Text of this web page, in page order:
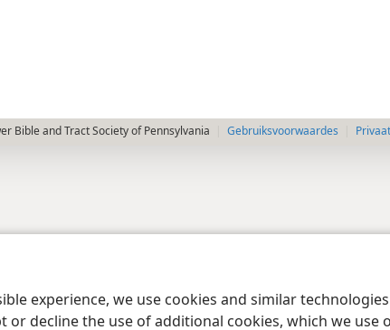
experience, we use cookies and similar
or decline the use of additional cookies, which we
Bible and Tract Society of Pennsylvania Gebruiksvoorwaardes